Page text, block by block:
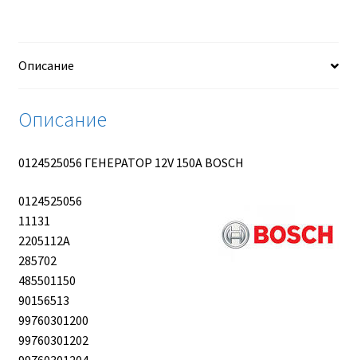
Описание
Описание
0124525056 ГЕНЕРАТОР 12V 150A BOSCH
0124525056
11131
2205112A
285702
485501150
90156513
99760301200
99760301202